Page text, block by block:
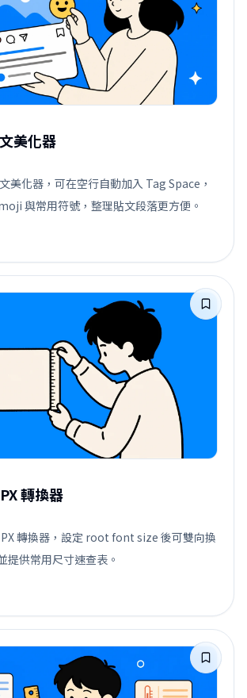
美化器
美化器，可在空行自動加入 Tag Space，
與常用符號，整理貼文段落更方便。
轉換器
轉換器，設定 root font size 後可雙向換
提供常用尺寸速查表。